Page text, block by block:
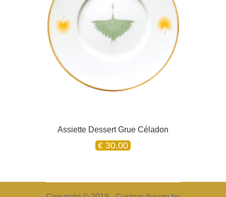
Assiette Dessert Grue Céladon
€ 30.00